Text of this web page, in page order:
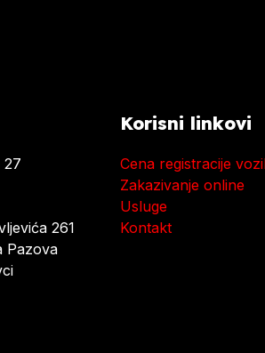
27
261
Pazova
Korisni linkovi
Cena registracije
Zakazivanje online
Usluge
Kontakt